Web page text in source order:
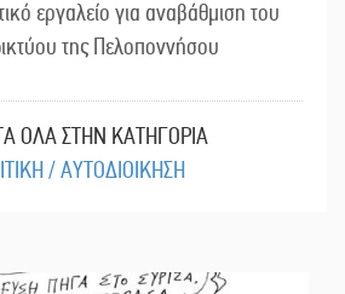
εργαλείο για αναβάθμιση του
της Πελοποννήσου
ΟΛΑ ΣΤΗΝ ΚΑΤΗΓΟΡΙΑ
/ ΑΥΤΟΔΙΟΙΚΗΣΗ